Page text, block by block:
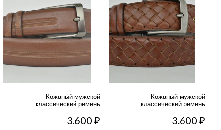
Кожаный мужской
классический ремень
3.600₽
Кожаный мужской
классический ремень
3.600₽